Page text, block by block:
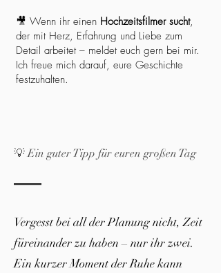
🎥 Wenn ihr einen Hochzeitsfilmer sucht,
der mit Herz, Erfahrung und Liebe zum
Detail arbeitet – meldet euch gern bei mir.
Ich freue mich darauf, eure Geschichte
festzuhalten.
💡 Ein guter Tipp für euren großen Tag
Vergesst bei all der Planung nicht, Zeit
füreinander zu haben – nur ihr zwei.
Ein kurzer Moment der Ruhe kann